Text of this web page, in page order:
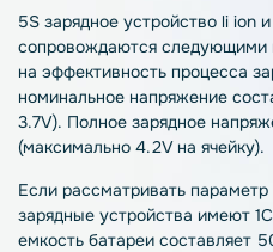
5S зарядное устройство li ion
сопровождаются следующими
на эффективность процесса
номинальное напряжение
3.7V). Полное зарядное
(максимально 4.2V на ячейку).
Если рассматривать
зарядные устройства имеют
емкость батареи составляет